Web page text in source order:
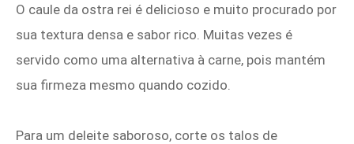
O caule da ostra rei é delicioso e muito procurado por
sua textura densa e sabor rico. Muitas vezes é
servido como uma alternativa à carne, pois mantém
sua firmeza mesmo quando cozido.
Para um deleite saboroso, corte os talos de